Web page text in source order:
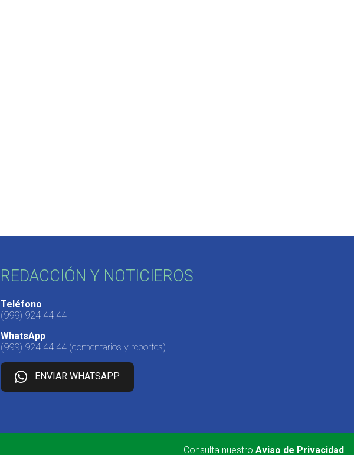
REDACCIÓN Y NOTICIEROS
Teléfono
(999) 924 44 44
WhatsApp
(999) 924 44 44 (comentarios y reportes)
ENVIAR WHATSAPP
Consulta nuestro Aviso de Privacidad.